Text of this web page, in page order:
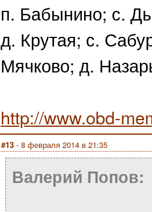
п. Бабынино; с.
д. Крутая; с.
Мячково; д.
http://www.obd-
#13 - 8 февраля 2014 в 21:35
Валерий Попов: